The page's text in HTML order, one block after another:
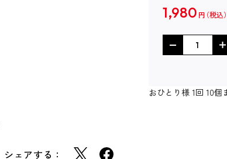
シェアする：
1,980 円
おひとり様 1回 10個